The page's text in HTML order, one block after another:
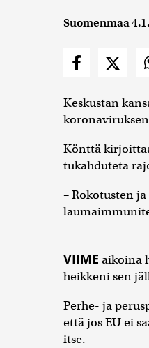
Suomenmaa
Keskustan
Könttä
tukahduteta
– Rokotusten
VIIME aikoina
heikkeni sen
Perhe- ja
että jos EU ei
itse.